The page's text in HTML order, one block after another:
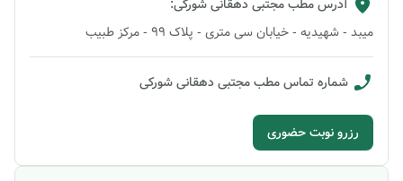
آدرس مطبمجتبی دهقانی شورکی:
میبد - شهیدیه - خیابان سی متری - پلاک 99 - مرکز طبیب
شماره تماس مطبمجتبی دهقانی شورکی
رزرو نوبت حضوری